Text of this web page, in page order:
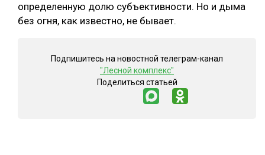
определенную долю субъективности. Но и дыма
без огня, как известно, не бывает.
Подпишитесь на новостной телеграм-канал
"Лесной комплекс"
Поделиться статьей